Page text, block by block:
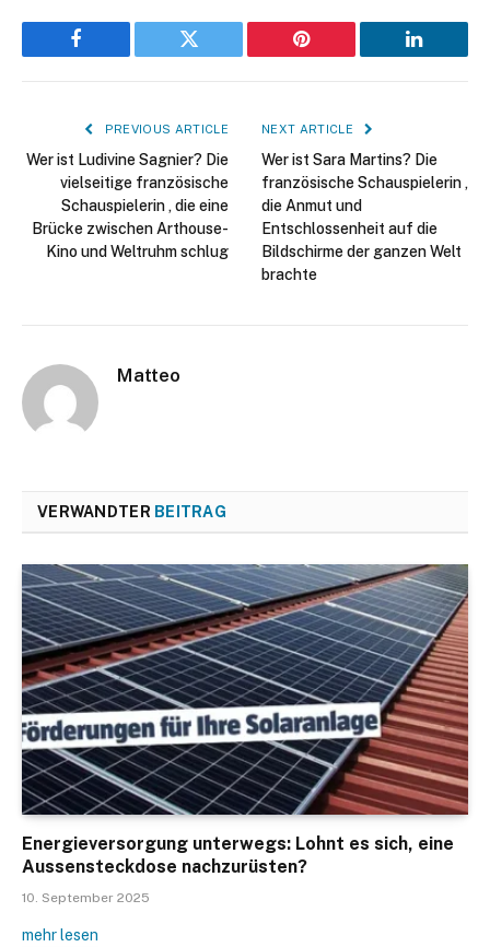
Facebook Twitter Pinterest LinkedIn
PREVIOUS ARTICLE
Wer ist Ludivine Sagnier? Die
vielseitige französische
Schauspielerin , die eine
Brücke zwischen Arthouse-
Kino und Weltruhm schlug
NEXT ARTICLE
Wer ist Sara Martins? Die
französische Schauspielerin ,
die Anmut und
Entschlossenheit auf die
Bildschirme der ganzen Welt
brachte
Matteo
VERWANDTER BEITRAG
Energieversorgung unterwegs: Lohnt es sich, eine
Aussensteckdose nachzurüsten?
10. September 2025
mehr lesen